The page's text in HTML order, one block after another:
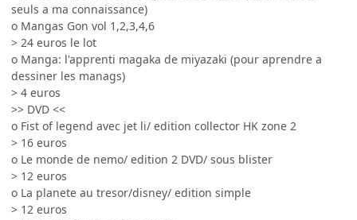
seuls a ma connaissance)
o Mangas Gon vol 1,2,3,4,6
> 24 euros le lot
o Manga: l'apprenti magaka de miyazaki (pour aprendre a
dessiner les manags)
> 4 euros
>> DVD <<
o Fist of legend avec jet li/ edition collector HK zone 2
> 16 euros
o Le monde de nemo/ edition 2 DVD/ sous blister
> 12 euros
o La planete au tresor/disney/ edition simple
> 12 euros